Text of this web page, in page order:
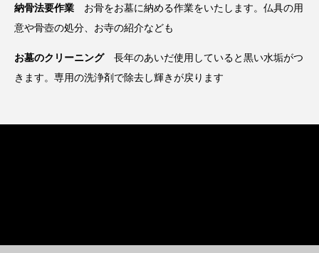
納骨法要作業 お骨をお墓に納める作業をいたします。仏具の用
意や骨壺の処分、お寺の紹介なども
お墓のクリーニング長年のあいだ使用していると黒い水垢がつ
きます。専用の洗浄剤で除去し輝きが戻ります